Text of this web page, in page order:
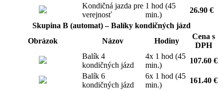
Kondičná jazda pre
verejnosť
1 hod (45
min.)
26.90 €
Skupina B (automat) – Balíky kondičných jázd
Obrázok
Názov Hodiny
Cena s
DPH
Balík 4
kondičných jázd
4x 1 hod (45
min.)
107.60 €
Balík 6
kondičných jázd
6x 1 hod (45
min.)
161.40 €